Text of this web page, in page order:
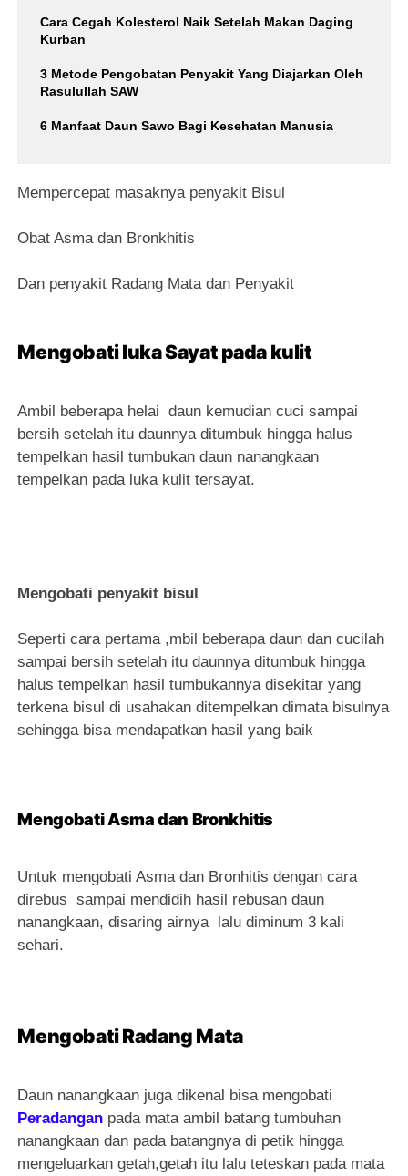
Cara Cegah Kolesterol Naik Setelah Makan Daging
Kurban
3 Metode Pengobatan Penyakit Yang Diajarkan Oleh
Rasulullah SAW
6 Manfaat Daun Sawo Bagi Kesehatan Manusia
Mempercepat masaknya penyakit Bisul
Obat Asma dan Bronkhitis
Dan penyakit Radang Mata dan Penyakit
Mengobati luka Sayat pada kulit
Ambil beberapa helai daun kemudian cuci sampai
bersih setelah itu daunnya ditumbuk hingga halus
tempelkan hasil tumbukan daun nanangkaan
tempelkan pada luka kulit tersayat.
Mengobati penyakit bisul
Seperti cara pertama ,mbil beberapa daun dan cucilah
sampai bersih setelah itu daunnya ditumbuk hingga
halus tempelkan hasil tumbukannya disekitar yang
terkena bisul di usahakan ditempelkan dimata bisulnya
sehingga bisa mendapatkan hasil yang baik
Mengobati Asma dan Bronkhitis
Untuk mengobati Asma dan Bronhitis dengan cara
direbus sampai mendidih hasil rebusan daun
nanangkaan, disaring airnya lalu diminum 3 kali
sehari.
Mengobati Radang Mata
Daun nanangkaan juga dikenal bisa mengobati
Peradangan pada mata ambil batang tumbuhan
nanangkaan dan pada batangnya di petik hingga
mengeluarkan getah,getah itu lalu teteskan pada mata